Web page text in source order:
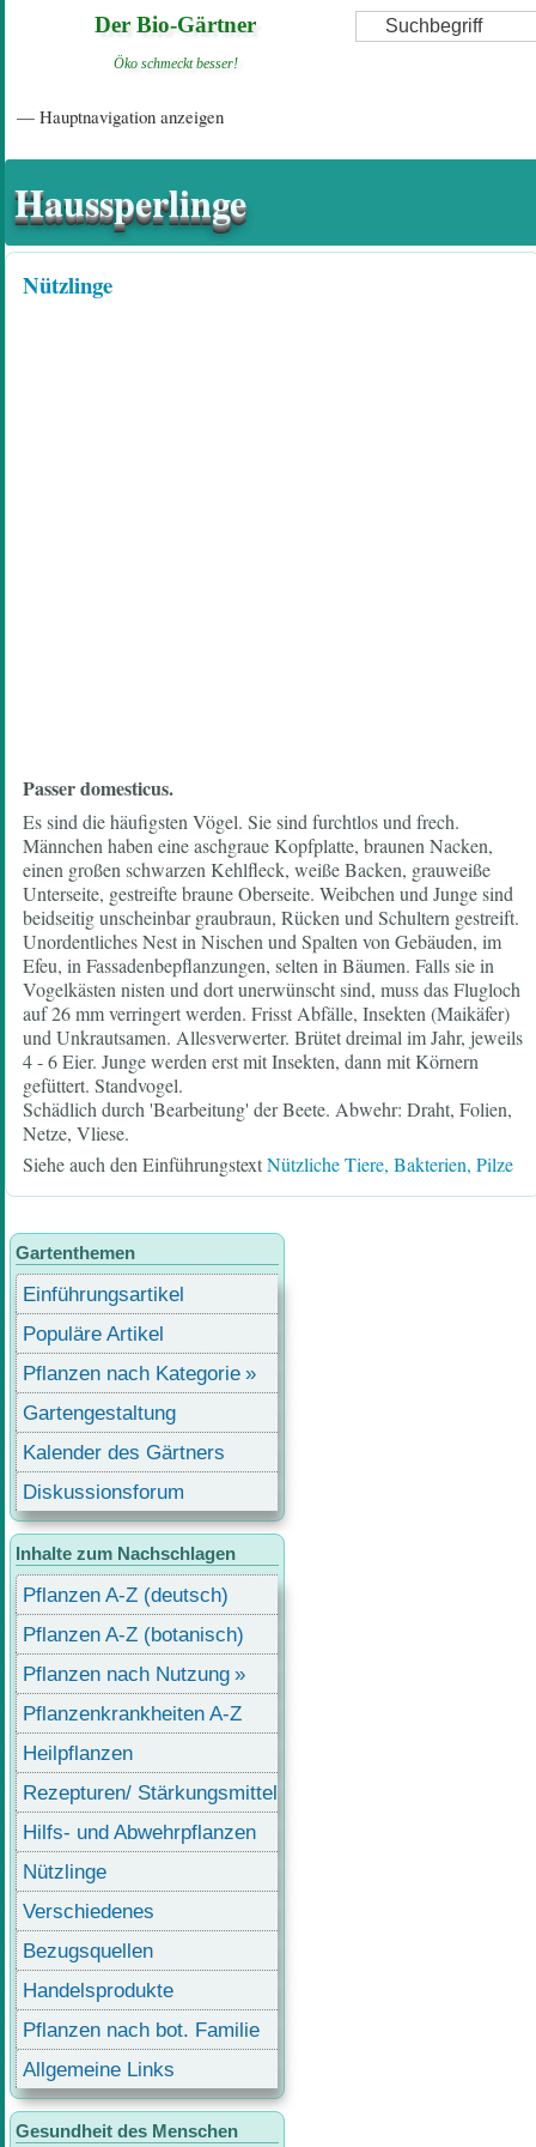
Suche
Der Bio-Gärtner
Öko schmeckt besser!
— Hauptnavigation anzeigen
Haussperlinge
Nützlinge
Passer domesticus.
Es sind die häufigsten Vögel. Sie sind furchtlos und frech.
Männchen haben eine aschgraue Kopfplatte, braunen Nacken,
einen großen schwarzen Kehlfleck, weiße Backen, grauweiße
Unterseite, gestreifte braune Oberseite. Weibchen und Junge sind
beidseitig unscheinbar graubraun, Rücken und Schultern gestreift.
Unordentliches Nest in Nischen und Spalten von Gebäuden, im
Efeu, in Fassadenbepflanzungen, selten in Bäumen. Falls sie in
Vogelkästen nisten und dort unerwünscht sind, muss das Flugloch
auf 26 mm verringert werden. Frisst Abfälle, Insekten (Maikäfer)
und Unkrautsamen. Allesverwerter. Brütet dreimal im Jahr, jeweils
4 - 6 Eier. Junge werden erst mit Insekten, dann mit Körnern
gefüttert. Standvogel.
Schädlich durch 'Bearbeitung' der Beete. Abwehr: Draht, Folien,
Netze, Vliese.
Siehe auch den EinführungstextNützliche Tiere, Bakterien, Pilze
Gartenthemen
Einführungsartikel
Populäre Artikel
Pflanzen nach Kategorie
Gartengestaltung
Kalender des Gärtners
Diskussionsforum
Inhalte zum Nachschlagen
Pflanzen A-Z (deutsch)
Pflanzen A-Z (botanisch)
Pflanzen nach Nutzung
Pflanzenkrankheiten A-Z
Heilpflanzen
Rezepturen/ Stärkungsmittel
Hilfs- und Abwehrpflanzen
Nützlinge
Verschiedenes
Bezugsquellen
Handelsprodukte
Pflanzen nach bot. Familie
Allgemeine Links
Gesundheit des Menschen